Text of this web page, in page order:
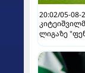
20:02/05-08-
ლიგაზე